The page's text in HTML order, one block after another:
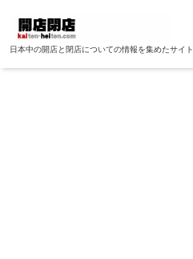
日本中の開店と閉店についての情報を集めたサイト